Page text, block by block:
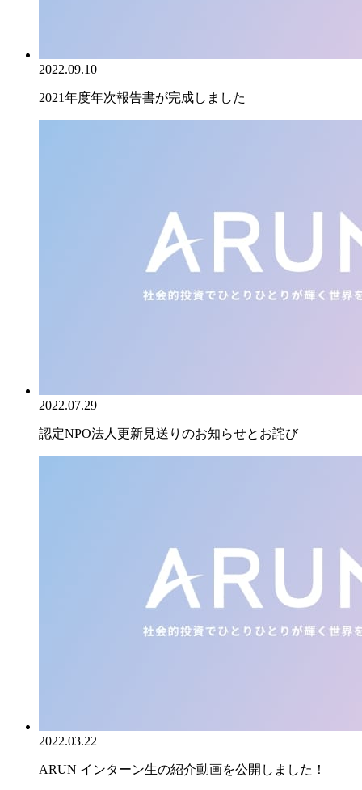
2022.09.10
2021年度年次報告書が完成しました
2022.07.29
認定NPO法人更新見送りのお知らせとお詫び
2022.03.22
ARUN インターン生の紹介動画を公開しました！